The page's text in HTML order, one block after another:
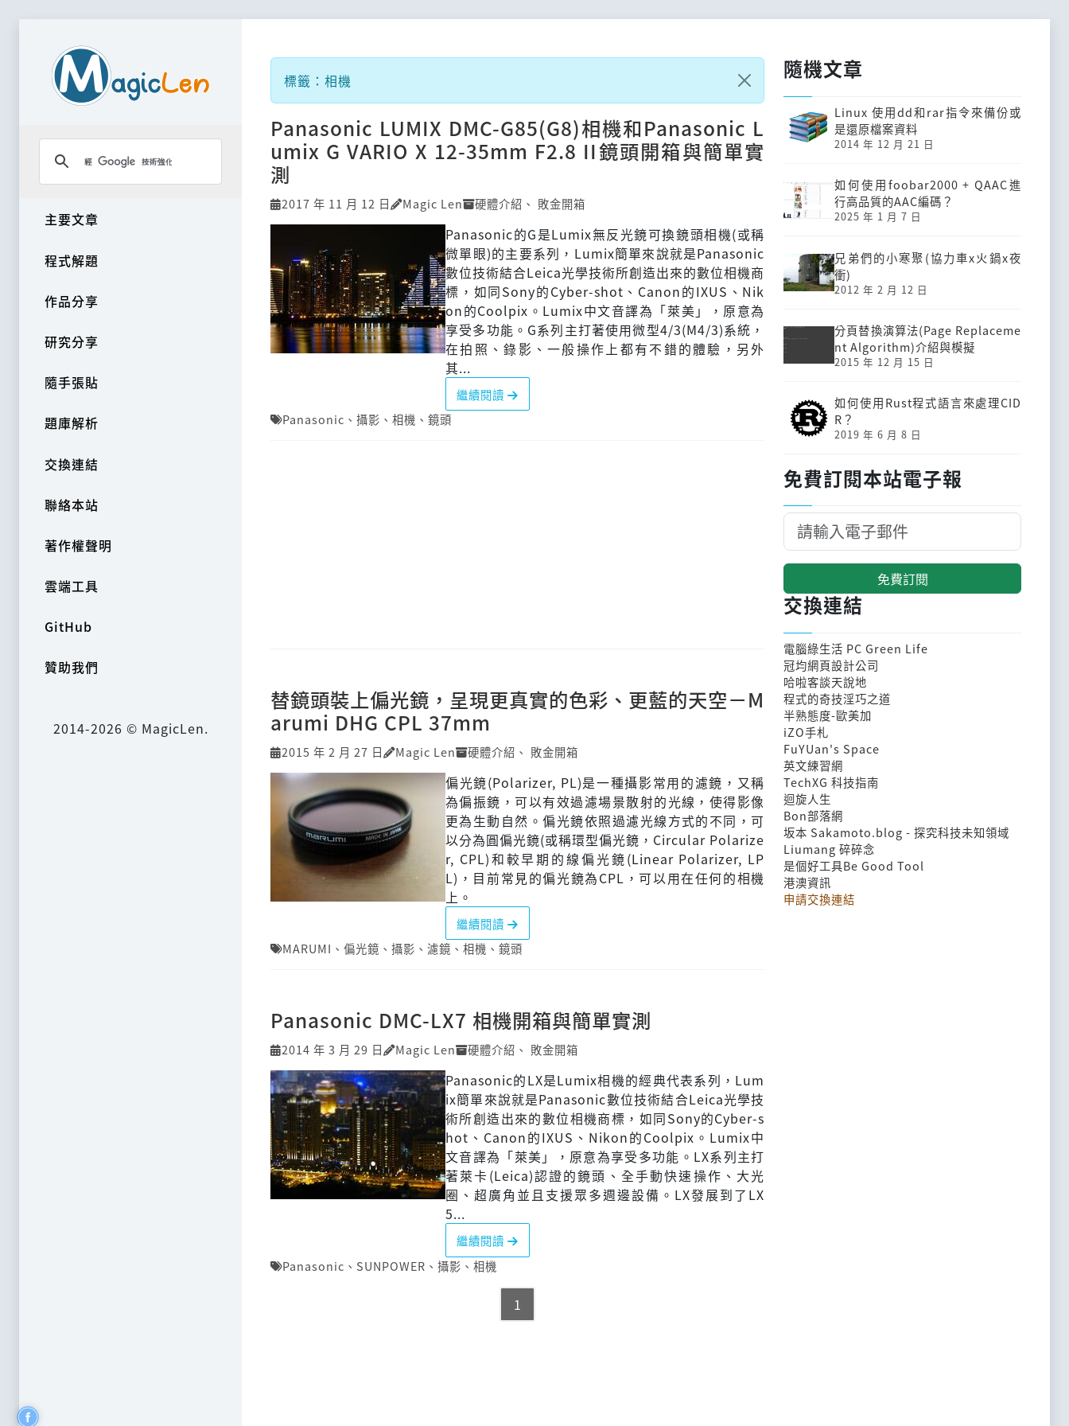
主要文章
程式解題
作品分享
研究分享
隨手張貼
題庫解析
交換連結
聯絡本站
著作權聲明
雲端工具
GitHub
贊助我們
2014-2026 © MagicLen.
標籤：相機
Panasonic LUMIX DMC-G85(G8)相機和Panasonic L
umix G VARIO X 12-35mm F2.8 II鏡頭開箱與簡單實
測
2017 年 11 月 12 日 Magic Len 硬體介紹 、 敗金開箱
Panasonic的G是Lumix無反光鏡可換鏡頭相機(或稱
微單眼)的主要系列，Lumix簡單來說就是Panasonic
數位技術結合Leica光學技術所創造出來的數位相機商
標，如同Sony的Cyber-shot、Canon的IXUS、Nik
on的Coolpix。Lumix中文音譯為「萊美」，原意為
享受多功能。G系列主打著使用微型4/3(M4/3)系統，
在拍照、錄影、一般操作上都有不錯的體驗，另外
其...
繼續閱讀
Panasonic 、 攝影 、 相機 、 鏡頭
替鏡頭裝上偏光鏡，呈現更真實的色彩、更藍的天空－M
arumi DHG CPL 37mm
2015 年 2 月 27 日 Magic Len 硬體介紹 、 敗金開箱
偏光鏡(Polarizer, PL)是一種攝影常用的濾鏡，又稱
為偏振鏡，可以有效過濾場景散射的光線，使得影像
更為生動自然。偏光鏡依照過濾光線方式的不同，可
以分為圓偏光鏡(或稱環型偏光鏡，Circular Polarize
r, CPL)和較早期的線偏光鏡(Linear Polarizer, LP
L)，目前常見的偏光鏡為CPL，可以用在任何的相機
上。
繼續閱讀
MARUMI 、 偏光鏡 、 攝影 、 濾鏡 、 相機 、 鏡頭
Panasonic DMC-LX7 相機開箱與簡單實測
2014 年 3 月 29 日 Magic Len 硬體介紹 、 敗金開箱
Panasonic的LX是Lumix相機的經典代表系列，Lum
ix簡單來說就是Panasonic數位技術結合Leica光學技
術所創造出來的數位相機商標，如同Sony的Cyber-s
hot、Canon的IXUS、Nikon的Coolpix。Lumix中
文音譯為「萊美」，原意為享受多功能。LX系列主打
著萊卡(Leica)認證的鏡頭、全手動快速操作、大光
圈、超廣角並且支援眾多週邊設備。LX發展到了LX
5...
繼續閱讀
Panasonic 、 SUNPOWER 、 攝影 、 相機
1
隨機文章
Linux 使用dd和rar指令來備份或
是還原檔案資料
2014 年 12 月 21 日
如何使用foobar2000 + QAAC進
行高品質的AAC編碼？
2025 年 1 月 7 日
兄弟們的小寒聚(協力車x火鍋x夜
衝)
2012 年 2 月 12 日
分頁替換演算法(Page Replaceme
nt Algorithm)介紹與模擬
2015 年 12 月 15 日
如何使用Rust程式語言來處理CID
R？
2019 年 6 月 8 日
免費訂閱本站電子報
免費訂閱
交換連結
電腦綠生活 PC Green Life
冠均網頁設計公司
哈啦客談天說地
程式的奇技淫巧之道
半熟態度-歐美加
iZO手札
FuYUan's Space
英文練習網
TechXG 科技指南
迴旋人生
Bon部落網
坂本 Sakamoto.blog - 探究科技未知領域
Liumang 碎碎念
是個好工具Be Good Tool
港澳資訊
申請交換連結